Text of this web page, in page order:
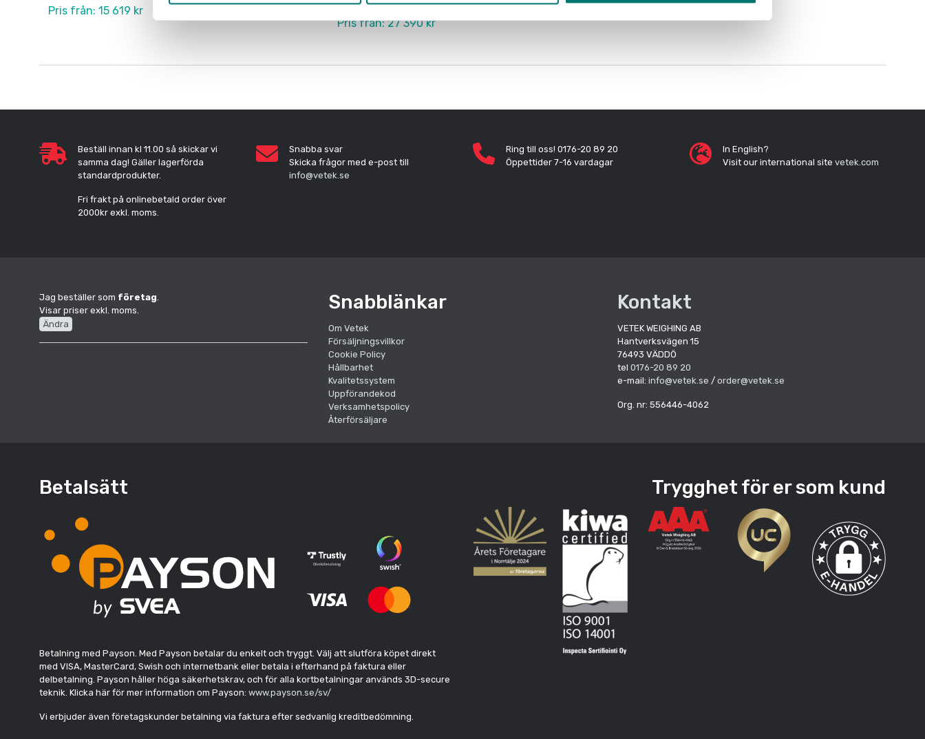
Pris från: 15 619 kr Finns i flera varianter
Pris från: 27 390 kr
Beställ innan kl 11.00 så skickar vi
samma dag! Gäller lagerförda
standardprodukter.
Fri frakt på onlinebetald order över
2000kr exkl. moms.
Snabba svar
Skicka frågor med e-post till
info@vetek.se
Ring till oss! 0176-20 89 20
Öppettider 7-16 vardagar
In English?
Visit our international site vetek.com
Jag beställer som företag.
Visar priser exkl. moms.
Ändra
Snabblänkar
Om Vetek
Försäljningsvillkor
Cookie Policy
Hållbarhet
Kvalitetssystem
Uppförandekod
Verksamhetspolicy
Återförsäljare
Kontakt
VETEK WEIGHING AB
Hantverksvägen 15
76493 VÄDDÖ
tel 0176-20 89 20
e-mail: info@vetek.se / order@vetek.se
Org. nr: 556446-4062
Betalsätt
Betalning med Payson. Med Payson betalar du enkelt och tryggt. Välj att slutföra köpet direkt
med VISA, MasterCard, Swish och internetbank eller betala i efterhand på faktura eller
delbetalning. Payson håller höga säkerhetskrav, och för alla kortbetalningar används 3D-secure
teknik. Klicka här för mer information om Payson: www.payson.se/sv/
Vi erbjuder även företagskunder betalning via faktura efter sedvanlig kreditbedömning.
Trygghet för er som kund